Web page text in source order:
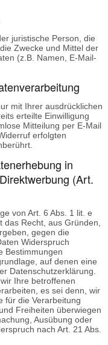
juristische Person, die
Zwecke und Mittel der
(z.B. Namen, E-Mail-
mit Ihrer ausdrücklichen
erteilte Einwilligung
Mitteilung per E-Mail
erfolgten
in
(Art.
von Art. 6 Abs. 1 lit. e
das Recht, aus Gründen,
gegen die
Widerspruch
Bestimmungen
auf denen eine
Datenschutzerklärung.
Ihre betroffenen
es sei denn, wir
für die Verarbeitung
Freiheiten überwiegen
Ausübung oder
nach Art. 21 Abs.